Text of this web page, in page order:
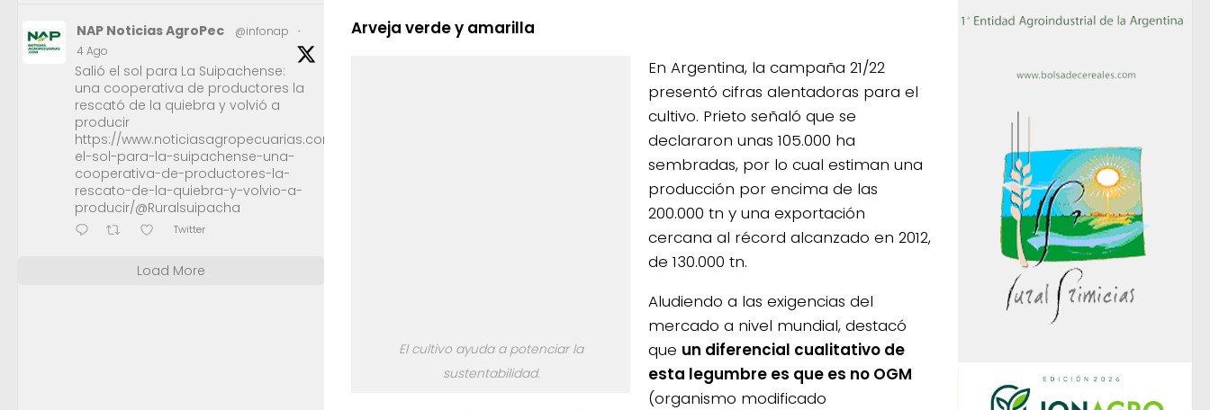
Arveja verde y amarilla
El cultivo ayuda a potenciar la
sustentabilidad.
En Argentina, la campaña 21/22
presentó cifras alentadoras para el
cultivo. Prieto señaló que se
declararon unas 105.000 ha
sembradas, por lo cual estiman una
producción por encima de las
200.000 tn y una exportación
cercana al récord alcanzado en 2012,
de 130.000 tn.
Aludiendo a las exigencias del
mercado a nivel mundial, destacó
que un diferencial cualitativo de
esta legumbre es que es no OGM
(organismo modificado
NAP Noticias AgroPec @infonap
·
4 Ago
Salió el sol para La Suipachense:
una cooperativa de productores la
rescató de la quiebra y volvió a
producir
https://www.noticiasagropecuarias.com/2026/08/04/salio-
el-sol-para-la-suipachense-una-
cooperativa-de-productores-la-
rescato-de-la-quiebra-y-volvio-a-
producir/@Ruralsuipacha
Twitter
Load More